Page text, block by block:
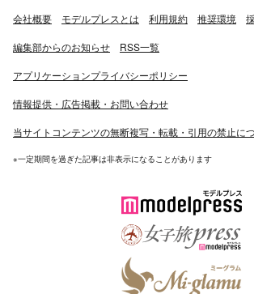
会社概要 モデルプレスとは 利用規約 推奨環境
編集部からのお知らせ RSS一覧
アプリケーションプライバシーポリシー
情報提供・広告掲載・お問い合わせ
当サイトコンテンツの無断複写・転載・引用の禁止に
※一定期間を過ぎた記事は非表示になることがあります